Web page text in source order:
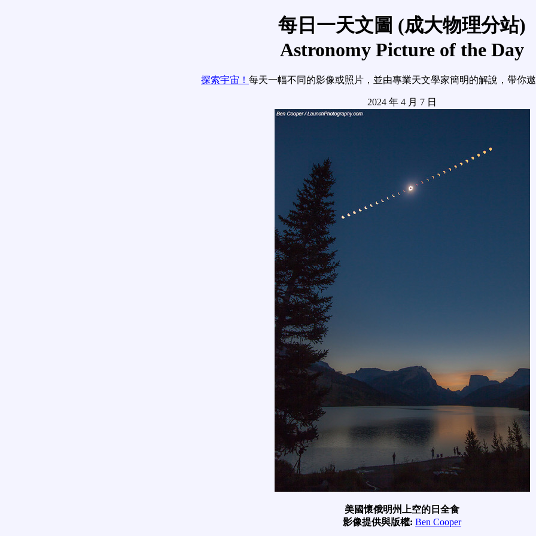
每日一天文圖 (成大物理分站)
Astronomy Picture of the Day
探索宇宙！ 每天一幅不同的影像或照片，並由專業天文學家簡明的解說，帶你遨
2024 年 4 月 7 日
美國懷俄明州上空的日全食
影像提供與版權: Ben Cooper